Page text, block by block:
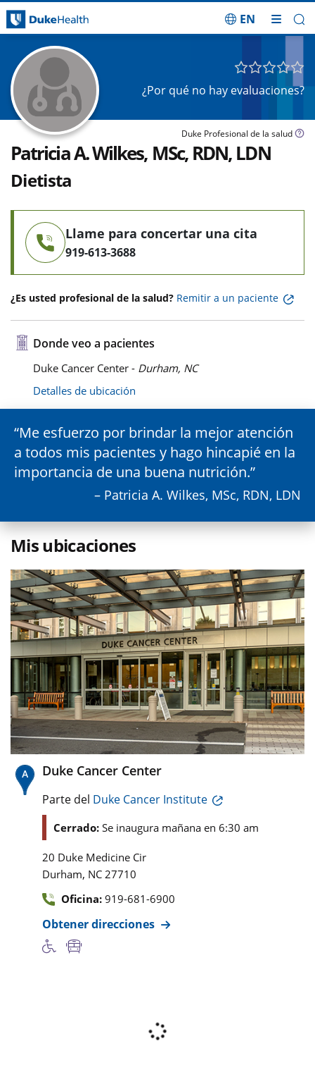
EN
¿Por qué no hay evaluaciones?
Duke Profesional de la salud
Patricia A. Wilkes, MSc, RDN, LDN
Dietista
Llame para concertar una cita
919-613-3688
¿Es usted profesional de la salud? Remitir a un paciente
Donde veo a pacientes
Duke Cancer Center - Durham, NC
Detalles de ubicación
Me esfuerzo por brindar la mejor atención
a todos mis pacientes y hago hincapié en la
importancia de una buena nutrición.
– Patricia A. Wilkes, MSc, RDN, LDN
Mis ubicaciones
Duke Cancer Center
Parte del Duke Cancer Institute
Cerrado: Se inaugura mañana en 6:30 am
20 Duke Medicine Cir
Durham, NC 27710
Oficina: 919-681-6900
Obtener direcciones